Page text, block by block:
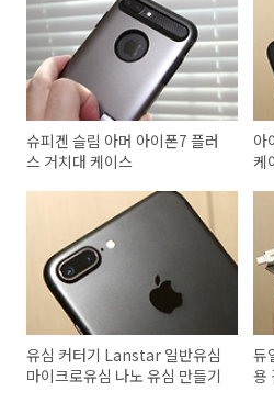
슈피겐 슬림 아머 아이폰7 플러
스 거치대 케이스
아
케
유심 커터기 Lanstar 일반유심
마이크로유심 나노 유심 만들기
듀
용